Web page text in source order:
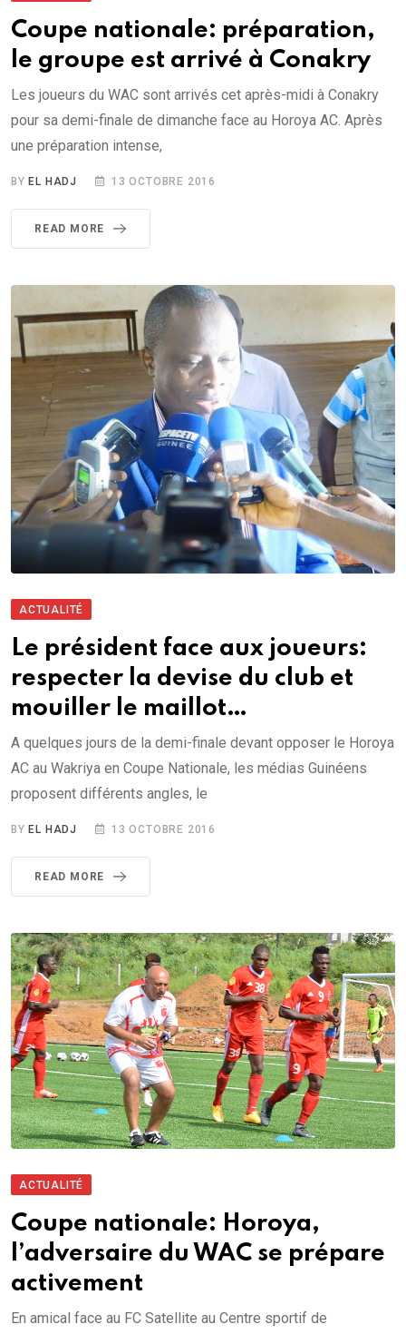
Coupe nationale: préparation,
le groupe est arrivé à Conakry
Les joueurs du WAC sont arrivés cet après-midi à Conakry
pour sa demi-finale de dimanche face au Horoya AC. Après
une préparation intense,
BY EL HADJ 13 OCTOBRE 2016
READ MORE
ACTUALITÉ
Le président face aux joueurs:
respecter la devise du club et
mouiller le maillot…
A quelques jours de la demi-finale devant opposer le Horoya
AC au Wakriya en Coupe Nationale, les médias Guinéens
proposent différents angles, le
BY EL HADJ 13 OCTOBRE 2016
READ MORE
ACTUALITÉ
Coupe nationale: Horoya,
l’adversaire du WAC se prépare
activement
En amical face au FC Satellite au Centre sportif de